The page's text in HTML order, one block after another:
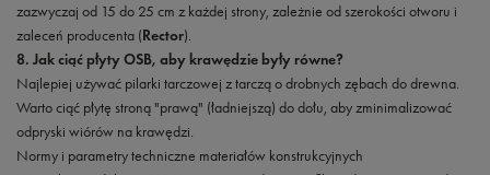
zazwyczaj od 15 do 25 cm z każdej strony, zależnie od szerokości otworu i
zaleceń producenta (Rector).
8. Jak ciąć płyty OSB, aby krawędzie były równe?
Najlepiej używać pilarki tarczowej z tarczą o drobnych zębach do drewna.
Warto ciąć płytę stroną "prawą" (ładniejszą) do dołu, aby zminimalizować
odpryski wiórów na krawędzi.
Normy i parametry techniczne materiałów konstrukcyjnych